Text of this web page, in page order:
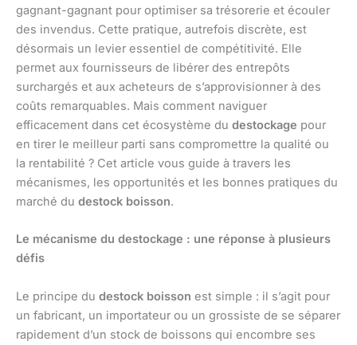
gagnant-gagnant pour optimiser sa trésorerie et écouler
des invendus. Cette pratique, autrefois discrète, est
désormais un levier essentiel de compétitivité. Elle
permet aux fournisseurs de libérer des entrepôts
surchargés et aux acheteurs de s’approvisionner à des
coûts remarquables. Mais comment naviguer
efficacement dans cet écosystème du destockage pour
en tirer le meilleur parti sans compromettre la qualité ou
la rentabilité ? Cet article vous guide à travers les
mécanismes, les opportunités et les bonnes pratiques du
marché du destock boisson.
Le mécanisme du destockage : une réponse à plusieurs
défis
Le principe du destock boisson est simple : il s’agit pour
un fabricant, un importateur ou un grossiste de se séparer
rapidement d’un stock de boissons qui encombre ses